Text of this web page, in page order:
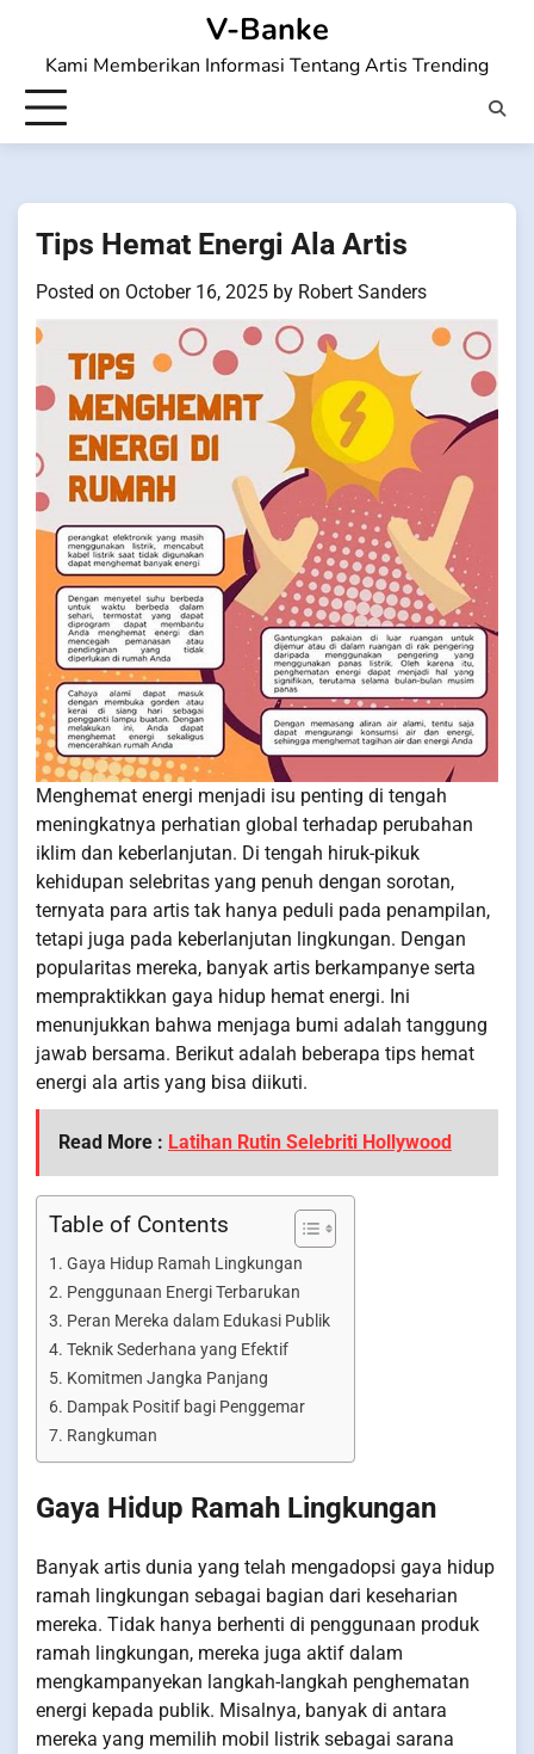
content
V-Banke
Kami Memberikan Informasi Tentang Artis Trending
Tips Hemat Energi Ala Artis
Posted on October 16, 2025 by Robert Sanders
Menghemat energi menjadi isu penting di tengah
meningkatnya perhatian global terhadap perubahan
iklim dan keberlanjutan. Di tengah hiruk-pikuk
kehidupan selebritas yang penuh dengan sorotan,
ternyata para artis tak hanya peduli pada penampilan,
tetapi juga pada keberlanjutan lingkungan. Dengan
popularitas mereka, banyak artis berkampanye serta
mempraktikkan gaya hidup hemat energi. Ini
menunjukkan bahwa menjaga bumi adalah tanggung
jawab bersama. Berikut adalah beberapa tips hemat
energi ala artis yang bisa diikuti.
Read More : Latihan Rutin Selebriti Hollywood
Table of Contents
Gaya Hidup Ramah Lingkungan
Penggunaan Energi Terbarukan
Peran Mereka dalam Edukasi Publik
Teknik Sederhana yang Efektif
Komitmen Jangka Panjang
Dampak Positif bagi Penggemar
Rangkuman
Gaya Hidup Ramah Lingkungan
Banyak artis dunia yang telah mengadopsi gaya hidup
ramah lingkungan sebagai bagian dari keseharian
mereka. Tidak hanya berhenti di penggunaan produk
ramah lingkungan, mereka juga aktif dalam
mengkampanyekan langkah-langkah penghematan
energi kepada publik. Misalnya, banyak di antara
mereka yang memilih mobil listrik sebagai sarana